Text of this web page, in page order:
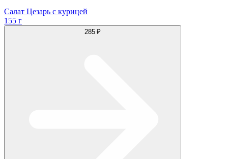
Салат Цезарь с курицей
155 г
285 ₽